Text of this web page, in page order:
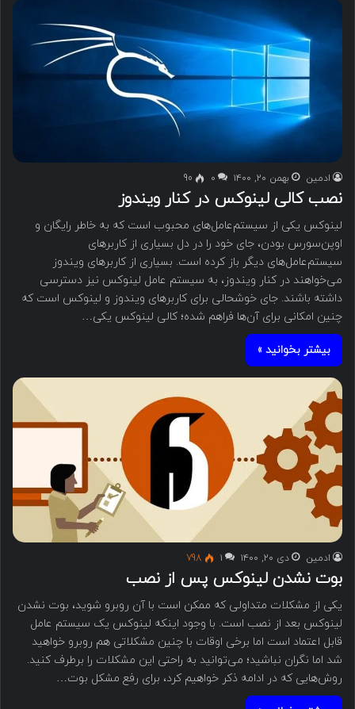
ادمین بهمن ۲۰, ۱۴۰۰ ۰ 90
نصب کالی لینوکس در کنار ویندوز
لینوکس یکی از سیستم‌عامل‌های محبوب است که به خاطر رایگان و
اوپن‌سورس بودن، جای خود را در دل بسیاری از کاربرهای
سیستم‌عامل‌های دیگر باز کرده است. بسیاری از کاربرهای ویندوز
می‌خواهند در کنار ویندوز، به سیستم عامل لینوکس نیز دسترسی
داشته باشند. جای خوشحالی برای کاربرهای ویندوز و لینوکس است که
چنین امکانی برای آن‌ها فراهم شده؛ کالی لینوکس یکی…
بیشتر بخوانید »
ادمین دی ۲۰, ۱۴۰۰ ۱ 798
بوت نشدن لینوکس پس از نصب
یکی از مشکلات متداولی که ممکن است با آن روبرو شوید، بوت نشدن
لینوکس بعد از نصب است. با وجود اینکه لینوکس یک سیستم عامل
قابل اعتماد است اما برخی اوقات با چنین مشکلاتی هم روبرو خواهید
شد اما نگران نباشید؛ می‌توانید به راحتی این مشکلات را برطرف کنید.
روش‌هایی که در ادامه ذکر خواهیم کرد، برای رفع مشکل بوت…